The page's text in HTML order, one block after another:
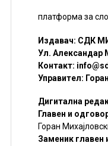
платформа за
Издавач: СДК
Ул. Александар
Контакт:
Управител:
Дигитална
Главен и
Горан
Заменик главен